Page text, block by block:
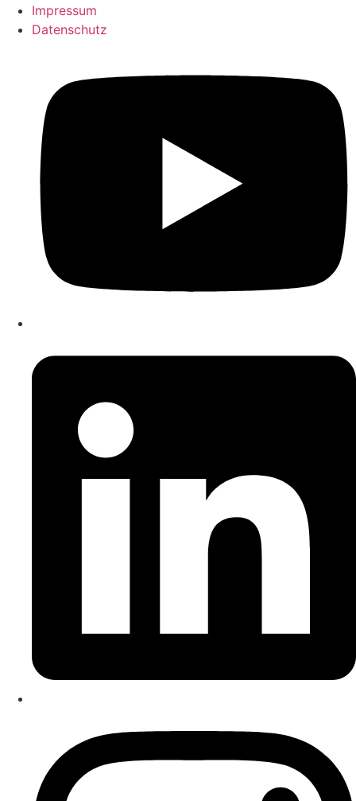
Impressum
Datenschutz